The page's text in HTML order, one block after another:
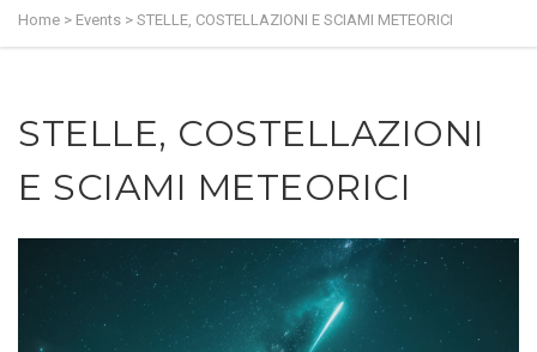
Home > Events > STELLE, COSTELLAZIONI E SCIAMI METEORICI
STELLE, COSTELLAZIONI
E SCIAMI METEORICI